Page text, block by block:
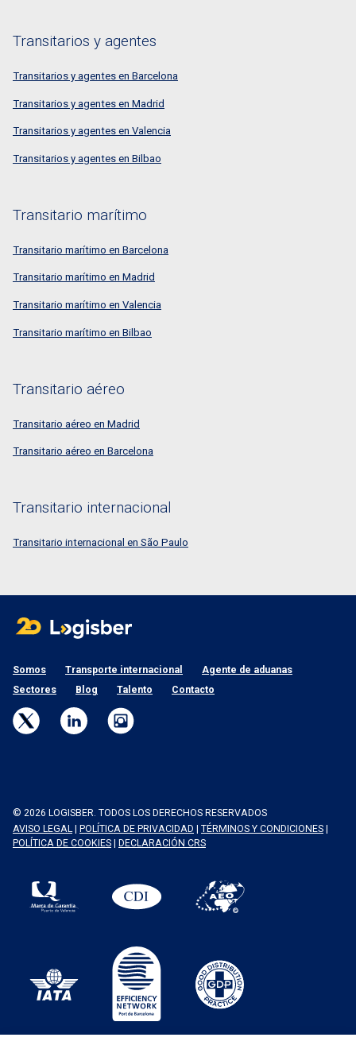
Transitarios y agentes
Transitarios y agentes en Barcelona
Transitarios y agentes en Madrid
Transitarios y agentes en Valencia
Transitarios y agentes en Bilbao
Transitario marítimo
Transitario marítimo en Barcelona
Transitario marítimo en Madrid
Transitario marítimo en Valencia
Transitario marítimo en Bilbao
Transitario aéreo
Transitario aéreo en Madrid
Transitario aéreo en Barcelona
Transitario internacional
Transitario internacional en São Paulo
Somos Transporte internacional
Agente de aduanas
Sectores
Blog Talento Contacto
© 2026 LOGISBER. TODOS LOS DERECHOS RESERVADOS
AVISO LEGAL | POLÍTICA DE PRIVACIDAD | TÉRMINOS Y CONDICIONES |
POLÍTICA DE COOKIES | DECLARACIÓN CRS